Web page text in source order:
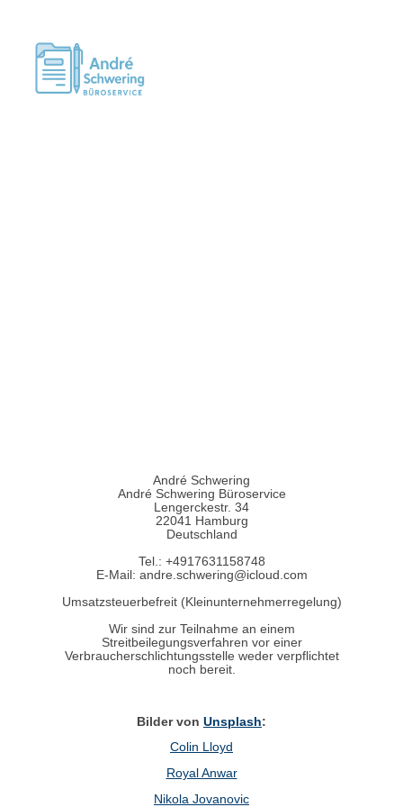
André Schwering
André Schwering Büroservice
Lengerckestr. 34
22041 Hamburg
Deutschland
Tel.: +4917631158748
E-Mail: andre.schwering@icloud.com
Umsatzsteuerbefreit (Kleinunternehmerregelung)
Wir sind zur Teilnahme an einem
Streitbeilegungsverfahren vor einer
Verbraucherschlichtungsstelle weder verpflichtet
noch bereit.
Bilder von Unsplash:
Colin Lloyd
Royal Anwar
Nikola Jovanovic